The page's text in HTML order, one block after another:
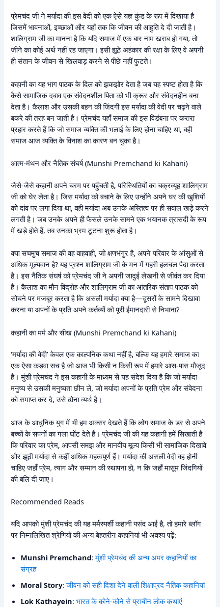
प्रेमचंद जी ने मर्यादा की इस वेदी को एक ऐसे यज्ञ कुंड के रूप में दिखाया है
जिसमें भावनाओं, इच्छाओं और यहाँ तक कि जीवन की आहुति दे दी जाती है।
शालिग्राम जी का मानना है कि यदि समाज में एक बार नाम खराब हो गया, तो
जीने का कोई अर्थ नहीं रह जाएगा। इसी झूठे अहंकार की रक्षा के लिए वे अपनी
ही संतान के जीवन से खिलवाड़ करने से पीछे नहीं फुटते।
कहानी का यह भाग पाठक के दिल को झकझोर देता है जब यह स्पष्ट होता है कि
कैसे सामाजिक दबाव एक संवेदनशील पिता को भी क्रूर और संवेदनहीन बना
देता है। कैलाश और उसकी बहन की जिंदगी इस मर्यादा की वेदी पर चढ़ने वाले
बकरे की तरह बन जाती है। प्रेमचंद यहाँ समाज की इस विडंबना पर करारा
प्रहार करते हैं कि जो समाज व्यक्ति की भलाई के लिए होना चाहिए था, वही
समाज आज व्यक्ति के विनाश का कारण बन चुका है।
आत्म-मंथन और नैतिक संघर्ष (Munshi Premchand ki Kahani)
जैसे-जैसे कहानी अपने चरम पर पहुँचती है, परिस्थितियों का चक्रव्यूह शालिग्राम
जी को घेर लेता है। जिस मर्यादा को बचाने के लिए उन्होंने अपने घर की खुशियों
को दांव पर लगा दिया था, वही मर्यादा अब उनके अस्तित्व पर ही सवाल खड़े करने
लगती है। जब उनके अपने ही फैसले उनके सामने एक भयानक त्रासदी के रूप
में खड़े होते हैं, तब उनका भ्रम टूटना शुरू होता है।
क्या सचमुच समाज की वह वाहवाही, जो क्षणभंगुर है, अपने परिवार के आंसुओं से
अधिक मूल्यवान है? यह प्रश्न शालिग्राम जी के मन में गहरी हलचल पैदा करता
है। इस नैतिक संघर्ष को प्रेमचंद जी ने अपनी जादुई लेखनी से जीवंत कर दिया
है। कैलाश का मौन विद्रोह और शालिग्राम जी का आंतरिक संताप पाठक को
सोचने पर मजबूर करता है कि असली मर्यादा क्या है—दूसरों के सामने दिखावा
करना या अपनों के प्रति अपने कर्तव्यों को पूरी ईमानदारी से निभाना?
कहानी का मर्म और सीख (Munshi Premchand ki Kahani)
‘मर्यादा की वेदी’ केवल एक काल्पनिक कथा नहीं है, बल्कि यह हमारे समाज का
एक ऐसा कड़वा सच है जो आज भी किसी न किसी रूप में हमारे आस-पास मौजूद
है। मुंशी प्रेमचंद ने इस कहानी के माध्यम से यह संदेश दिया है कि जो मर्यादा
मनुष्य से उसकी मनुष्यता छीन ले, जो मर्यादा अपनों के प्रति प्रेम और संवेदना
को समाप्त कर दे, उसे ढोना व्यर्थ है।
आज के आधुनिक युग में भी हम अक्सर देखते हैं कि लोग समाज के डर से अपने
बच्चों के सपनों का गला घोंट देते हैं। प्रेमचंद जी की यह कहानी हमें सिखाती है
कि परिवार का प्रेम, आपसी समझ और मानवीय मूल्य किसी भी सामाजिक दिखावे
और झूठी मर्यादा से कहीं अधिक महत्वपूर्ण हैं। मर्यादा की असली वेदी वह होनी
चाहिए जहाँ प्रेम, त्याग और सम्मान की स्थापना हो, न कि जहाँ मासूम जिंदगियों
की बलि दी जाए।
Recommended Reads
यदि आपको मुंशी प्रेमचंद की यह मर्मस्पर्शी कहानी पसंद आई है, तो हमारे ब्लॉग
पर निम्नलिखित श्रेणियों की अन्य बेहतरीन कहानियां भी अवश्य पढ़ें:
Munshi Premchand:मुंशी प्रेमचंद की अन्य अमर कहानियों का
संग्रह
Moral Story:जीवन को सही दिशा देने वाली शिक्षाप्रद नैतिक कहानियां
Lok Kathayein:भारत के कोने-कोने से प्राचीन लोक कथाएं